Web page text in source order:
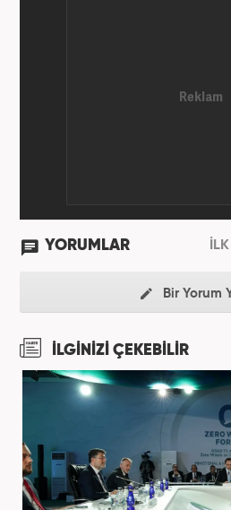
YORUMLAR
Bir Yorum
İLGİNİZİ ÇEKEBİLİR